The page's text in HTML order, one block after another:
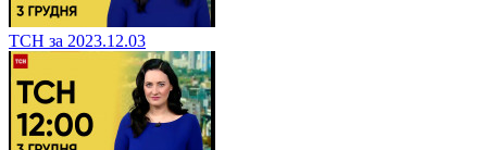
ТСН за 2023.12.03